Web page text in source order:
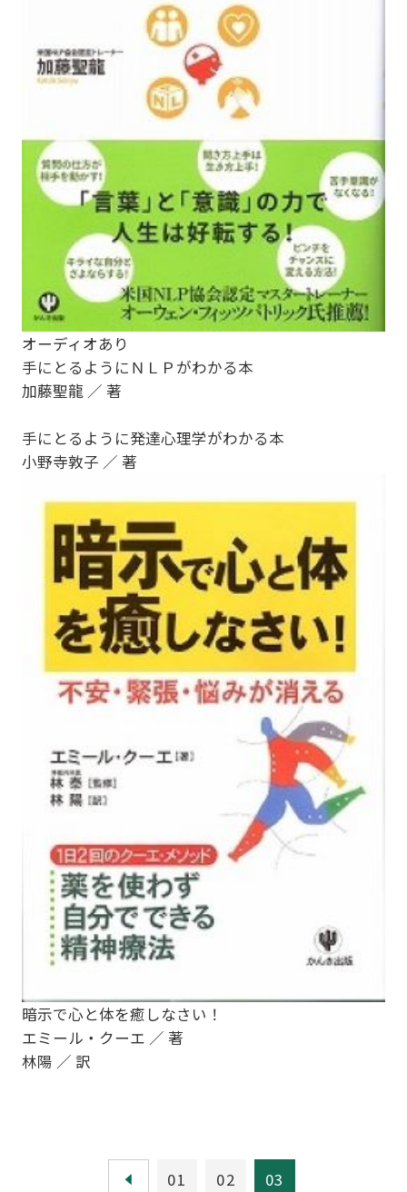
オーディオあり
手にとるようにＮＬＰがわかる本
加藤聖龍 ／ 著
手にとるように発達心理学がわかる本
小野寺敦子 ／ 著
暗示で心と体を癒しなさい！
エミール・クーエ ／ 著
林陽 ／ 訳
01 02 03